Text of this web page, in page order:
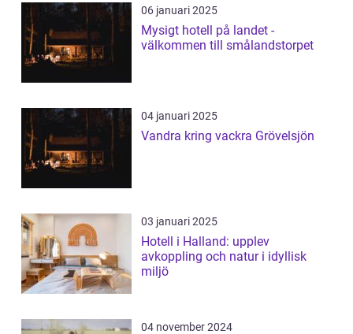
06 januari 2025
Mysigt hotell på landet -
välkommen till smålandstorpet
04 januari 2025
Vandra kring vackra Grövelsjön
03 januari 2025
Hotell i Halland: upplev
avkoppling och natur i idyllisk
miljö
04 november 2024